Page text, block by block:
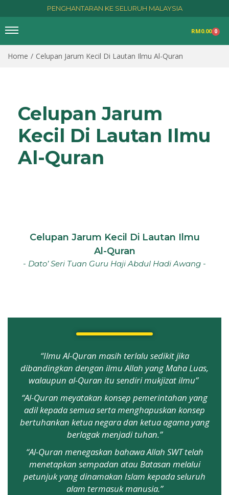
PENGHANTARAN KE SELURUH MALAYSIA
RM0.00 0
Home / Celupan Jarum Kecil Di Lautan Ilmu Al-Quran
Celupan Jarum
Kecil Di Lautan Ilmu
Al-Quran
Celupan Jarum Kecil Di Lautan Ilmu
Al-Quran
- Dato’ Seri Tuan Guru Haji Abdul Hadi Awang -
“Ilmu Al-Quran masih terlalu sedikit jika
dibandingkan dengan ilmu Allah yang Maha Luas,
walaupun al-Quran itu sendiri mukjizat ilmu”
“Al-Quran meyatakan konsep pemerintahan yang
adil kepada semua serta menghapuskan konsep
bertuhankan ketua negara dan ketua agama yang
berlagak menjadi tuhan.”
“Al-Quran menegaskan bahawa Allah SWT telah
menetapkan sempadan atau Batasan melalui
petunjuk yang dinamakan Islam kepada seluruh
alam termasuk manusia.”